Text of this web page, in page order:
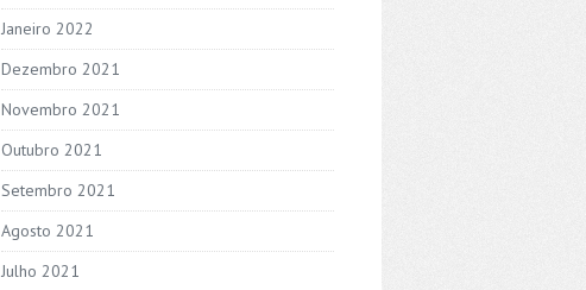
Janeiro 2022
Dezembro 2021
Novembro 2021
Outubro 2021
Setembro 2021
Agosto 2021
Julho 2021